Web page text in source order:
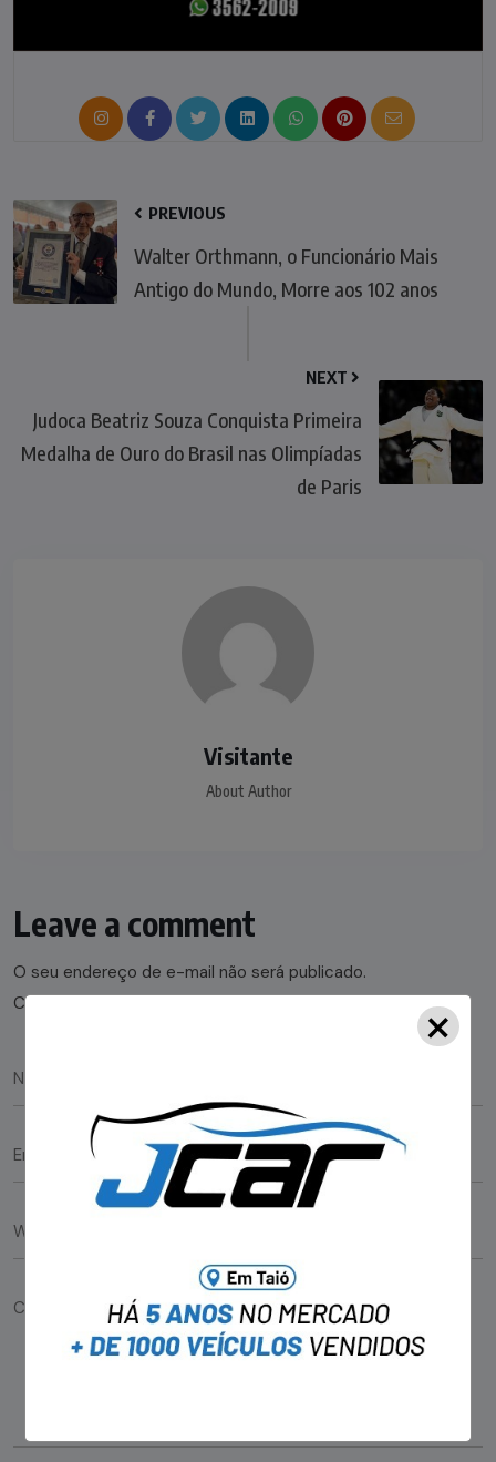
PREVIOUS
Walter Orthmann, o Funcionário Mais
Antigo do Mundo, Morre aos 102 anos
NEXT
Judoca Beatriz Souza Conquista Primeira
Medalha de Ouro do Brasil nas Olimpíadas
de Paris
Visitante
About Author
Leave a comment
O seu endereço de e-mail não será publicado.
Campos obrigatórios são marcados com* ×